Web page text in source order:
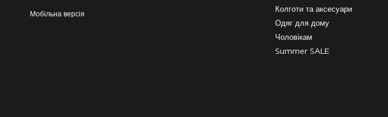
Мобільна версія
Колготи та аксесуари
Одяг для дому
Чоловікам
Summer SALE